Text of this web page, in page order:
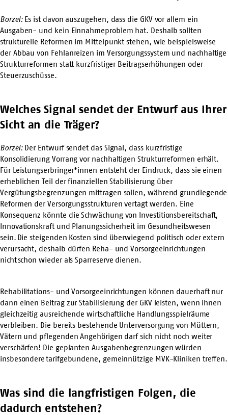
Borzel: Es ist davon auszugehen, dass die GKV vor allem ein
Ausgaben- und kein Einnahmeproblem hat. Deshalb sollten
strukturelle Reformen im Mittelpunkt stehen, wie beispielsweise
der Abbau von Fehlanreizen im Versorgungssystem und nachhaltige
Strukturreformen statt kurzfristiger Beitragserhöhungen oder
Steuerzuschüsse.
Welches Signal sendet der Entwurf aus Ihrer
Sicht an die Träger?
Borzel: Der Entwurf sendet das Signal, dass kurzfristige
Konsolidierung Vorrang vor nachhaltigen Strukturreformen erhält.
Für Leistungserbringer*innen entsteht der Eindruck, dass sie einen
erheblichen Teil der finanziellen Stabilisierung über
Vergütungsbegrenzungen mittragen sollen, während grundlegende
Reformen der Versorgungsstrukturen vertagt werden. Eine
Konsequenz könnte die Schwächung von Investitionsbereitschaft,
Innovationskraft und Planungssicherheit im Gesundheitswesen
sein. Die steigenden Kosten sind überwiegend politisch oder extern
verursacht, deshalb dürfen Reha- und Vorsorgeeinrichtungen
nicht schon wieder als Sparreserve dienen.
Rehabilitations- und Vorsorgeeinrichtungen können dauerhaft nur
dann einen Beitrag zur Stabilisierung der GKV leisten, wenn ihnen
gleichzeitig ausreichende wirtschaftliche Handlungsspielräume
verbleiben. Die bereits bestehende Unterversorgung von Müttern,
Vätern und pflegenden Angehörigen darf sich nicht noch weiter
verschärfen! Die geplanten Ausgabenbegrenzungen würden
insbesondere tarifgebundene, gemeinnützige MVK-Kliniken treffen.
Was sind die langfristigen Folgen, die
dadurch entstehen?